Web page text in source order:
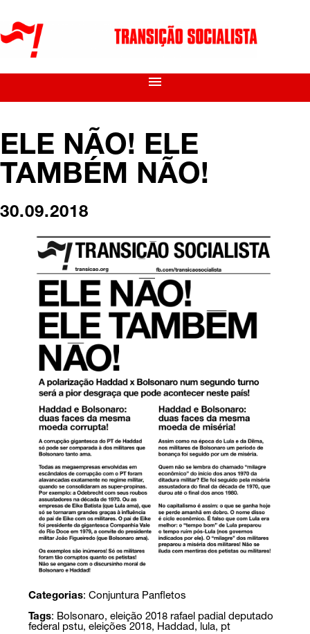
menu
ELE NÃO! ELE
TAMBÉM NÃO!
30.09.2018
Categorias: Conjuntura Panfletos
Tags: Bolsonaro, eleição 2018 rafael padial deputado
federal pstu, eleições 2018, Haddad, lula, pt